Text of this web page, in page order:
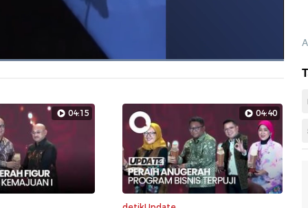
Dimuat:
04:15 04:40